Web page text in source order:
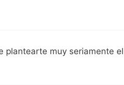
plantearte muy seriamente